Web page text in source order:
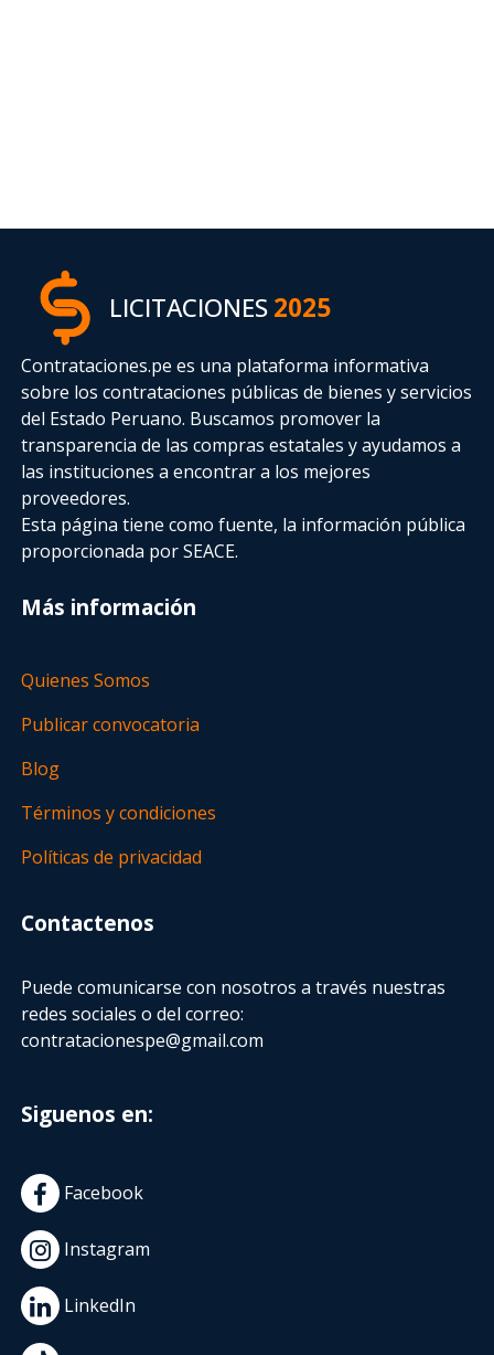
LICITACIONES2025
Contrataciones.pe es una plataforma informativa
sobre los contrataciones públicas de bienes y servicios
del Estado Peruano. Buscamos promover la
transparencia de las compras estatalesy ayudamos a
las instituciones a encontrar a los mejores
proveedores.
Esta página tiene como fuente, la información pública
proporcionada por SEACE.
Más información
Quienes Somos
Publicar convocatoria
Blog
Términos y condiciones
Políticas de privacidad
Contactenos
Puede comunicarse con nosotros a través nuestras
redes sociales o del correo:
contratacionespe@gmail.com
Siguenos en:
Facebook
Instagram
LinkedIn